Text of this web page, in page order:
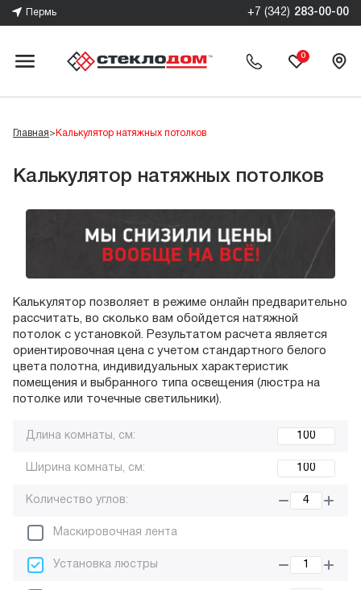
Пермь +7 (342) 283-00-00
0
Главная> Калькулятор натяжных потолков
Калькулятор натяжных потолков
Калькулятор позволяет в режиме онлайн предварительно
рассчитать, во сколько вам обойдется натяжной
потолок с установкой. Результатом расчета является
ориентировочная цена с учетом стандартного белого
цвета полотна, индивидуальных характеристик
помещения и выбранного типа освещения (люстра на
потолке или точечные светильники).
Длина комнаты, см:
Ширина комнаты, см:
Количество углов:
Маскировочная лента
Установка люстры